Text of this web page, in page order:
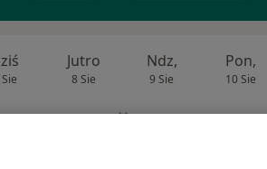
Jutro
8 Sie
Ndz,
9 Sie
Pon,
10 Sie